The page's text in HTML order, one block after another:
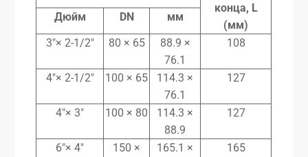
конца, L
(мм)
Дюйм DN
мм
3″× 2-1/2″
80 × 65
88.9 ×
76.1
108
4″× 2-1/2″ 100 × 65
114.3 ×
76.1
127
4″× 3″ 100 × 80
114.3 ×
88.9
127
6″× 4″
150 ×
165.1 ×
165